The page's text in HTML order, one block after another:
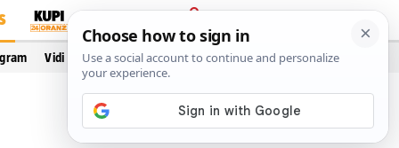
PRIJAVA
Vidi još…